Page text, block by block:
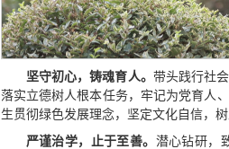
坚守初心，铸魂育人。 带头践行社
落实立德树人根本任务，牢记为党育人
生贯彻绿色发展理念，坚定文化自信，
严谨治学，止于至善。 潜心钻研，